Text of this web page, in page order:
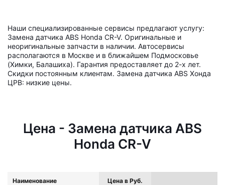
Наши специализированные сервисы предлагают услугу:
Замена датчика ABS Honda CR-V. Оригинальные и
неоригинальные запчасти в наличии. Автосервисы
располагаются в Москве и в ближайшем Подмосковье
(Химки, Балашиха). Гарантия предоставляет до 2-х лет.
Скидки постоянным клиентам. Замена датчика ABS Хонда
ЦРВ: низкие цены.
Цена - Замена датчика ABS
Honda CR-V
Наименование Цена в Руб.